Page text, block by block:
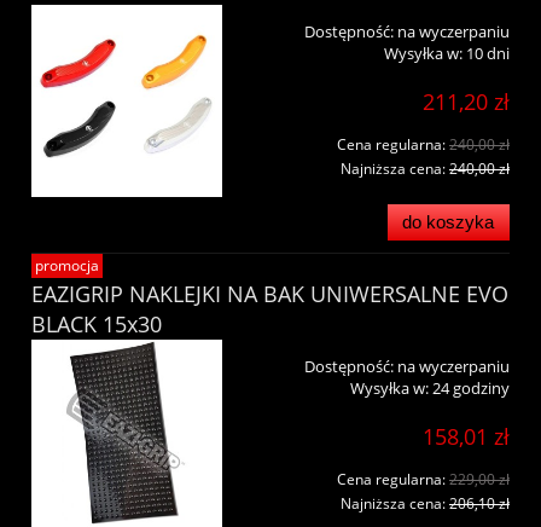
Dostępność: na wyczerpaniu
Wysyłka w: 10 dni
211,20 zł
Cena regularna:240,00 zł
Najniższa cena:240,00 zł
do koszyka
EAZIGRIP NAKLEJKI NA BAK UNIWERSALNE EVO
BLACK 15x30
Dostępność: na wyczerpaniu
Wysyłka w:24 godziny
158,01 zł
Cena regularna:229,00 zł
Najniższa cena:206,10 zł
promocja